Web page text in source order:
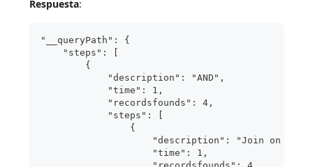
Respuesta:
"__queryPath": {
    "steps": [
        {
            "description": "AND",
            "time": 1,
            "recordsfounds": 4,
            "steps": [
                {
"description": "Join on
                    "time": 1,